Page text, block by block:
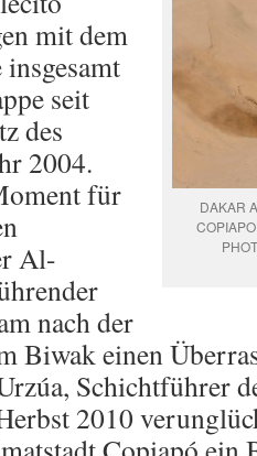
DAKAR
mit dem
seit
des
2004.
für
Al-
nach der
Biwak einen
Schichtführer
2010